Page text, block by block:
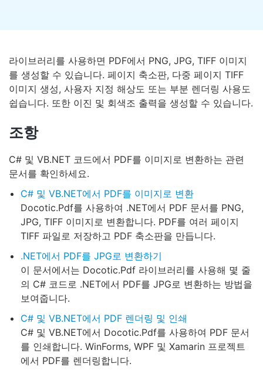
라이브러리를 사용하면 PDF에서 PNG, JPG, TIFF 이미지
를 생성할 수 있습니다. 페이지 축소판, 다중 페이지 TIFF
이미지 생성, 사용자 지정 해상도 또는 부분 렌더링 사용도
쉽습니다. 또한 이진 및 회색조 출력을 생성할 수 있습니다.
조항
C# 및 VB.NET 코드에서 PDF를 이미지로 변환하는 관련
문서를 확인하세요.
C# 및 VB.NET에서 PDF를 이미지로 변환
Docotic.Pdf를 사용하여 .NET에서 PDF 문서를 PNG,
JPG, TIFF 이미지로 변환합니다. PDF를 여러 페이지
TIFF 파일로 저장하고 PDF 축소판을 만듭니다.
.NET에서 PDF를 JPG로 변환하기
이 문서에서는 Docotic.Pdf 라이브러리를 사용해 몇 줄
의 C# 코드로 .NET에서 PDF를 JPG로 변환하는 방법을
보여줍니다.
C# 및 VB.NET에서 PDF 렌더링 및 인쇄
C# 및 VB.NET에서 Docotic.Pdf를 사용하여 PDF 문서
를 인쇄합니다. WinForms, WPF 및 Xamarin 프로젝트
에서 PDF를 렌더링합니다.